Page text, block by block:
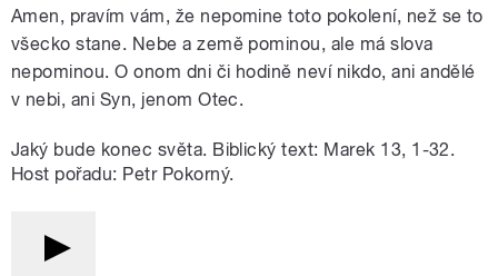
Amen, pravím vám, že nepomine toto pokolení, než se to
všecko stane. Nebe a země pominou, ale má slova
nepominou. O onom dni či hodině neví nikdo, ani andělé
v nebi, ani Syn, jenom Otec.
Jaký bude konec světa. Biblický text: Marek 13, 1-32.
Host pořadu: Petr Pokorný.